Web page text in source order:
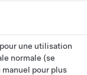
une utilisation
normale (se
manuel pour plus